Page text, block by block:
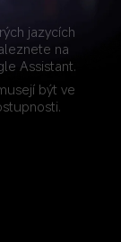
jazycích
na
Assistant.
být ve